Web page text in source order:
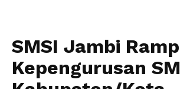
SMSI Jambi
Kepengurusan